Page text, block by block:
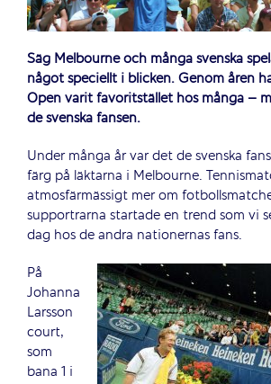
Säg Melbourne och många svenska
något speciellt i blicken. Genom åren
Open varit favoritstället hos många –
de svenska fansen.
Under många år var det de svenska
färg på läktarna i Melbourne.
atmosfärmässigt mer om
supportrarna startade en trend som vi
dag hos de andra nationernas fans.
På
Johanna
Larsson
court,
som
bana 1 i